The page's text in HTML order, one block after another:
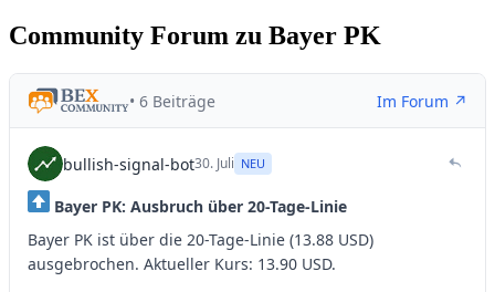
Community Forum zu Bayer PK